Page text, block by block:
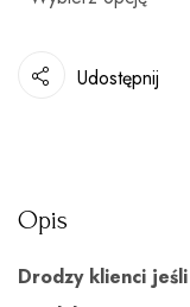
Udostępnij
Opis
Drodzy klienci